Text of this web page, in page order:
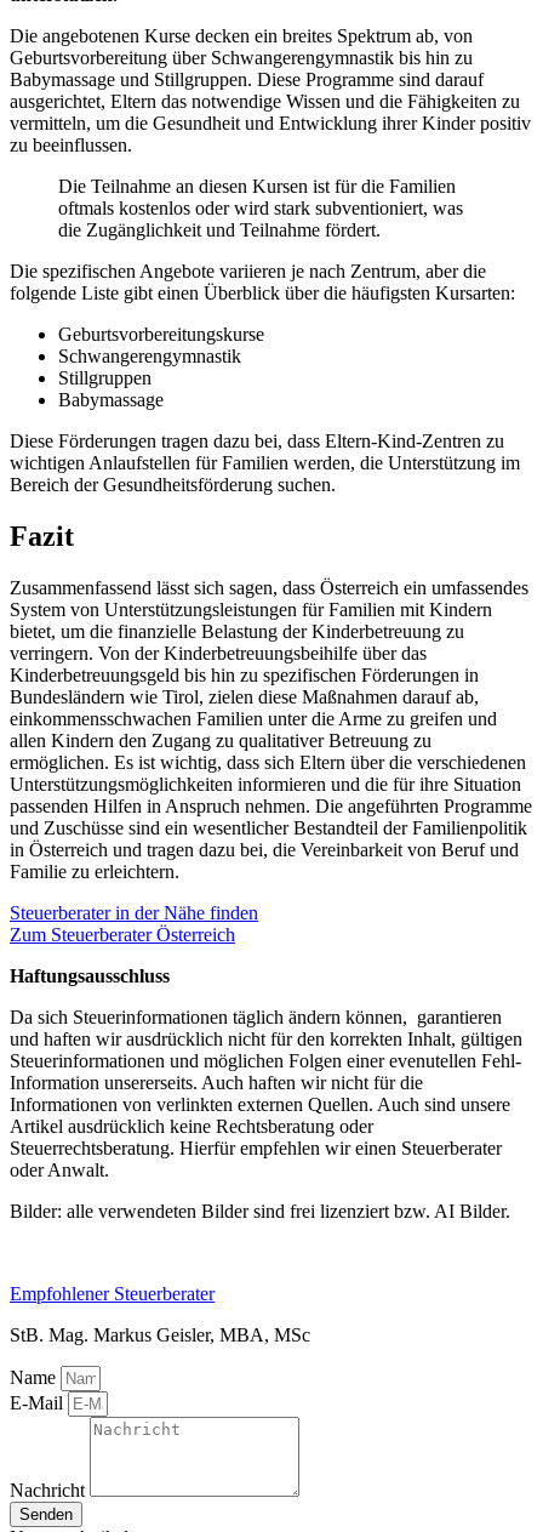
Die angebotenen Kurse decken ein breites Spektrum ab, von
Geburtsvorbereitung über Schwangerengymnastik bis hin zu
Babymassage und Stillgruppen. Diese Programme sind darauf
ausgerichtet, Eltern das notwendige Wissen und die Fähigkeiten zu
vermitteln, um die Gesundheit und Entwicklung ihrer Kinder positiv
zu beeinflussen.
Die Teilnahme an diesen Kursen ist für die Familien
oftmals kostenlos oder wird stark subventioniert, was
die Zugänglichkeit und Teilnahme fördert.
Die spezifischen Angebote variieren je nach Zentrum, aber die
folgende Liste gibt einen Überblick über die häufigsten Kursarten:
Geburtsvorbereitungskurse
Schwangerengymnastik
Stillgruppen
Babymassage
Diese Förderungen tragen dazu bei, dass Eltern-Kind-Zentren zu
wichtigen Anlaufstellen für Familien werden, die Unterstützung im
Bereich der Gesundheitsförderung suchen.
Fazit
Zusammenfassend lässt sich sagen, dass Österreich ein umfassendes
System von Unterstützungsleistungen für Familien mit Kindern
bietet, um die finanzielle Belastung der Kinderbetreuung zu
verringern. Von der Kinderbetreuungsbeihilfe über das
Kinderbetreuungsgeld bis hin zu spezifischen Förderungen in
Bundesländern wie Tirol, zielen diese Maßnahmen darauf ab,
einkommensschwachen Familien unter die Arme zu greifen und
allen Kindern den Zugang zu qualitativer Betreuung zu
ermöglichen. Es ist wichtig, dass sich Eltern über die verschiedenen
Unterstützungsmöglichkeiten informieren und die für ihre Situation
passenden Hilfen in Anspruch nehmen. Die angeführten Programme
und Zuschüsse sind ein wesentlicher Bestandteil der Familienpolitik
in Österreich und tragen dazu bei, die Vereinbarkeit von Beruf und
Familie zu erleichtern.
Steuerberater in der Nähe finden
Zum Steuerberater Österreich
Haftungsausschluss
Da sich Steuerinformationen täglich ändern können, garantieren
und haften wir ausdrücklich nicht für den korrekten Inhalt, gültigen
Steuerinformationen und möglichen Folgen einer evenutellen Fehl-
Information unsererseits. Auch haften wir nicht für die
Informationen von verlinkten externen Quellen. Auch sind unsere
Artikel ausdrücklich keine Rechtsberatung oder
Steuerrechtsberatung. Hierfür empfehlen wir einen Steuerberater
oder Anwalt.
Bilder: alle verwendeten Bilder sind frei lizenziert bzw. AI Bilder.
Empfohlener Steuerberater
StB. Mag. Markus Geisler, MBA, MSc
Name
E-Mail
Nachricht
Senden